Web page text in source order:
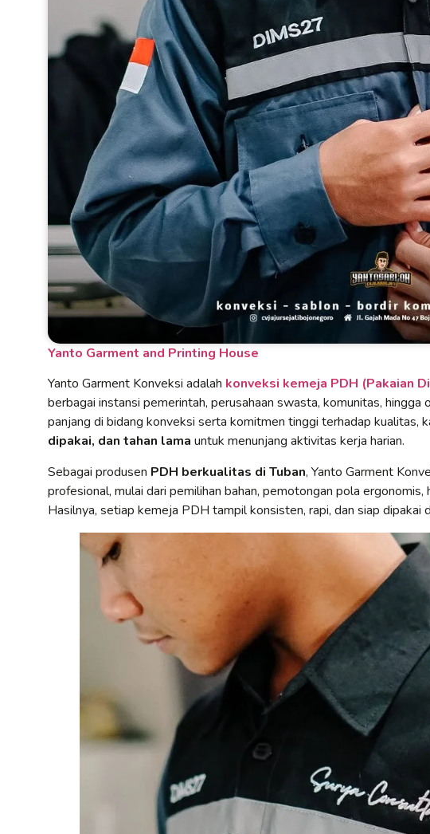
Yanto Garment and Printing House
Yanto Garment Konveksi adalah konveksi kemeja PDH (Pakaian
berbagai instansi pemerintah, perusahaan swasta, komunitas, hingga
panjang di bidang konveksi serta komitmen tinggi terhadap kualitas,
dipakai, dan tahan lama untuk menunjang aktivitas kerja harian.
Sebagai produsen PDH berkualitas di Tuban, Yanto Garment
profesional, mulai dari pemilihan bahan, pemotongan pola
Hasilnya, setiap kemeja PDH tampil konsisten, rapi, dan siap dipakai